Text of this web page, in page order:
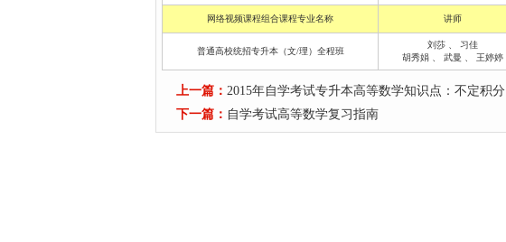
网络视频课程组合课程专业名称 讲师
普通高校统招专升本（文/理）全程班
刘莎
习佳
胡秀娟
武曼 王婷婷
上一篇： 2015年自学考试专升本高等数学知识点：不定积分
下一篇： 自学考试高等数学复习指南